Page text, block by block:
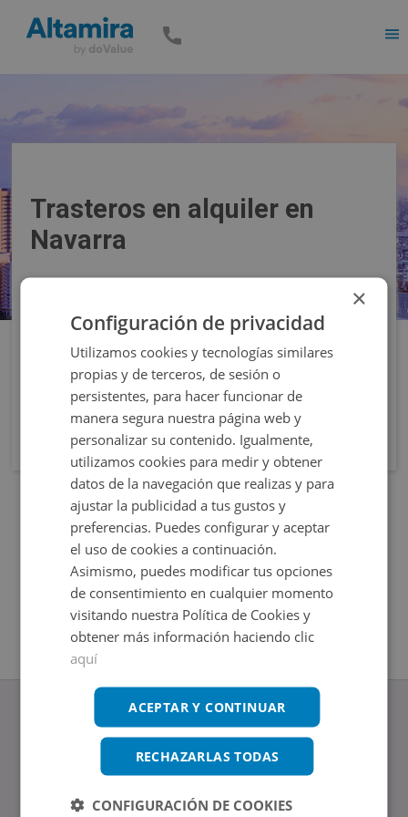
Trasteros en alquiler en
Navarra
Filtros
www.altamirainmuebles.com
Edificio Skylight
Avenida de Manoteras 14-16, 28050, Madrid
×
Configuración de privacidad
Utilizamos cookies y tecnologías similares
propias y de terceros, de sesión o
persistentes, para hacer funcionar de
manera segura nuestra página web y
personalizar su contenido. Igualmente,
utilizamos cookies para medir y obtener
datos de la navegación que realizas y para
ajustar la publicidad a tus gustos y
preferencias. Puedes configurar y aceptar
el uso de cookies a continuación.
Asimismo, puedes modificar tus opciones
de consentimiento en cualquier momento
visitando nuestra Política de Cookies y
obtener más información haciendo clic
aquí
ACEPTAR Y CONTINUAR
RECHAZARLAS TODAS
CONFIGURACIÓN DE COOKIES